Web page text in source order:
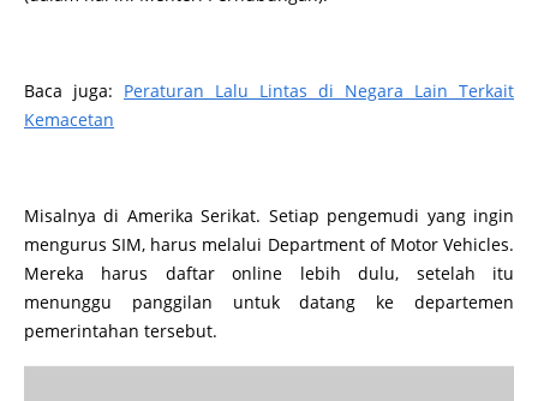
Baca juga: Peraturan Lalu Lintas di Negara Lain Terkait
Kemacetan
Misalnya di Amerika Serikat. Setiap pengemudi yang ingin
mengurus SIM, harus melalui Department of Motor Vehicles.
Mereka harus daftar online lebih dulu, setelah itu
menunggu panggilan untuk datang ke departemen
pemerintahan tersebut.